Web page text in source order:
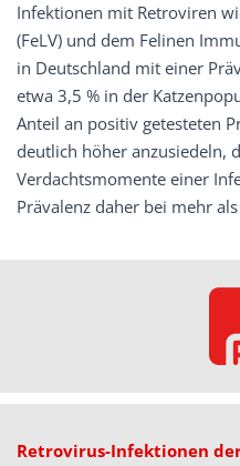
Infektionen mit Retroviren
(FeLV) und dem Felinen
in Deutschland mit einer
etwa 3,5 % in der
Anteil an positiv getesteten
deutlich höher anzusiedeln,
Verdachtsmomente einer
Prävalenz daher bei mehr
Retrovirus-Infektionen